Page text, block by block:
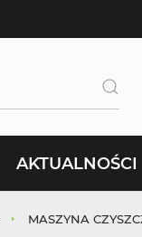
AKTUALNOŚCI
MASZYNA